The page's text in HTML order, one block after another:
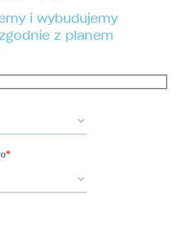
i wybudujemy
z planem